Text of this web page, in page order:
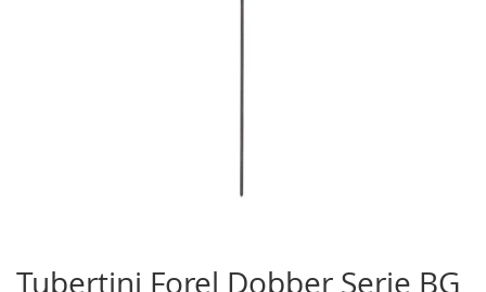
het
Tubertini Forel Dobber Serie BG